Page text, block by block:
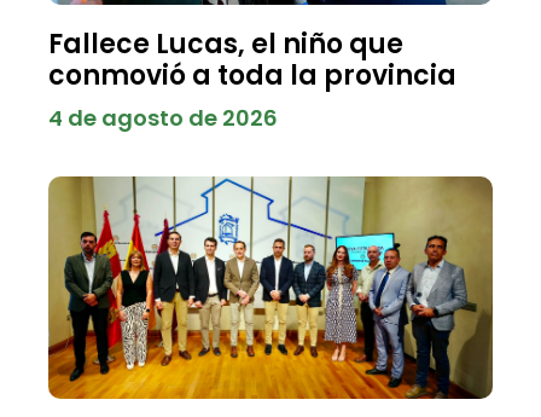
Fallece Lucas, el niño que
conmovió a toda la provincia
4 de agosto de 2026